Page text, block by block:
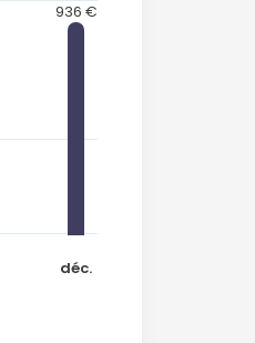
déc.
936 €